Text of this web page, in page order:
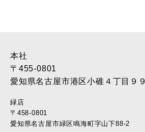
本社
〒455-0801
愛知県名古屋市港区小碓４丁目９９
緑店
〒458-0801
愛知県名古屋市緑区鳴海町字山下88-2